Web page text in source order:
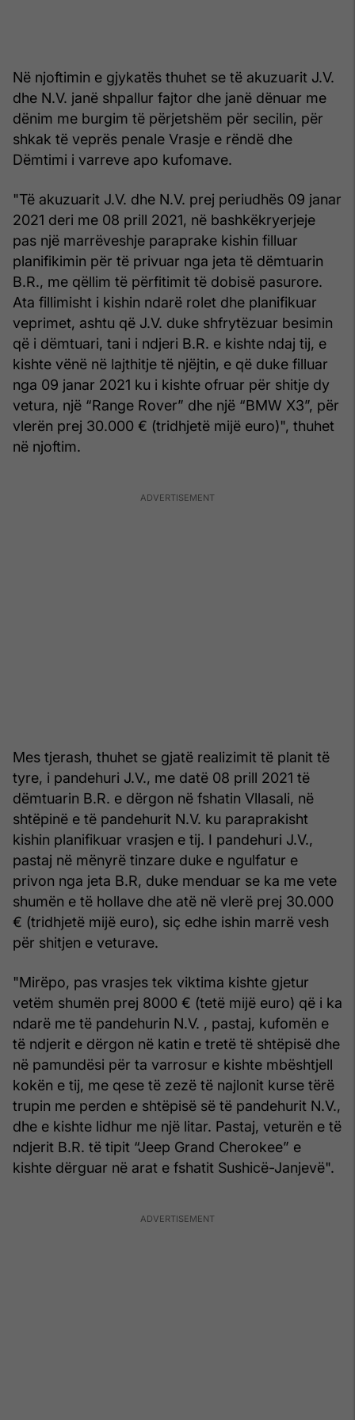
Në njoftimin e gjykatës thuhet se të akuzuarit J.V.
dhe N.V. janë shpallur fajtor dhe janë dënuar me
dënim me burgim të përjetshëm për secilin, për
shkak të veprës penale Vrasje e rëndë dhe
Dëmtimi i varreve apo kufomave.
"Të akuzuarit J.V. dhe N.V. prej periudhës 09 janar
2021 deri me 08 prill 2021, në bashkëkryerjeje
pas një marrëveshje paraprake kishin filluar
planifikimin për të privuar nga jeta të dëmtuarin
B.R., me qëllim të përfitimit të dobisë pasurore.
Ata fillimisht i kishin ndarë rolet dhe planifikuar
veprimet, ashtu që J.V. duke shfrytëzuar besimin
që i dëmtuari, tani i ndjeri B.R. e kishte ndaj tij, e
kishte vënë në lajthitje të njëjtin, e që duke filluar
nga 09 janar 2021 ku i kishte ofruar për shitje dy
vetura, një “Range Rover” dhe një “BMW X3”, për
vlerën prej 30.000 € (tridhjetë mijë euro)", thuhet
në njoftim.
Mes tjerash, thuhet se gjatë realizimit të planit të
tyre, i pandehuri J.V., me datë 08 prill 2021 të
dëmtuarin B.R. e dërgon në fshatin Vllasali, në
shtëpinë e të pandehurit N.V. ku paraprakisht
kishin planifikuar vrasjen e tij. I pandehuri J.V.,
pastaj në mënyrë tinzare duke e ngulfatur e
privon nga jeta B.R, duke menduar se ka me vete
shumën e të hollave dhe atë në vlerë prej 30.000
€ (tridhjetë mijë euro), siç edhe ishin marrë vesh
për shitjen e veturave.
"Mirëpo, pas vrasjes tek viktima kishte gjetur
vetëm shumën prej 8000 € (tetë mijë euro) që i ka
ndarë me të pandehurin N.V. , pastaj, kufomën e
të ndjerit e dërgon në katin e tretë të shtëpisë dhe
në pamundësi për ta varrosur e kishte mbështjell
kokën e tij, me qese të zezë të najlonit kurse tërë
trupin me perden e shtëpisë së të pandehurit N.V.,
dhe e kishte lidhur me një litar. Pastaj, veturën e të
ndjerit B.R. të tipit “Jeep Grand Cherokee” e
kishte dërguar në arat e fshatit Sushicë-Janjevë".